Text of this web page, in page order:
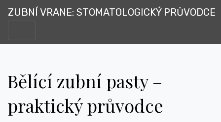
ZUBNÍ VRANE: STOMATOLOGICKÝ PRŮVODCE
Bělící zubní pasty –
praktický průvodce